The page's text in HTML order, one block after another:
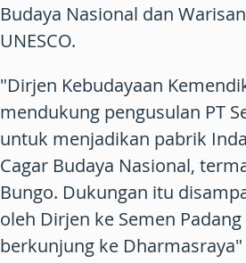
Budaya Nasional dan
UNESCO.
"Dirjen Kebudayaan
mendukung pengusulan PT
untuk menjadikan pabrik
Cagar Budaya Nasional,
Bungo. Dukungan itu
oleh Dirjen ke Semen
berkunjung ke